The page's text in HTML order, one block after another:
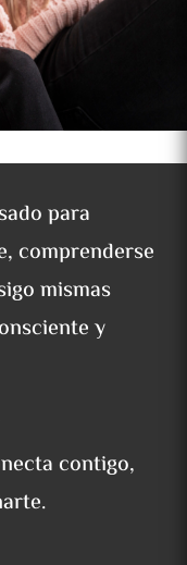
para
comprenderse
mismas
y
contigo,